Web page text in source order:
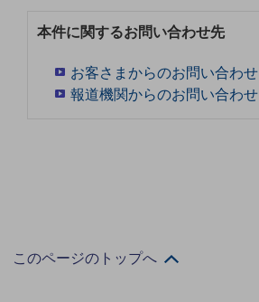
小売・卸売業
オンラインショップ
本件に関するお問い合わせ先
お客さまからのお問い合わせ
報道機関からのお問い合わせ
このページのトップへ